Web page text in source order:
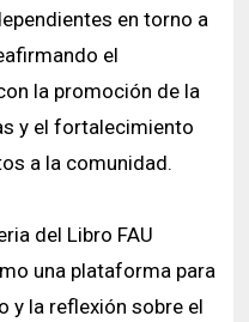
en torno a
el
la promoción de la
y el fortalecimiento
a la comunidad.
del Libro FAU
una plataforma para
y la reflexión sobre el